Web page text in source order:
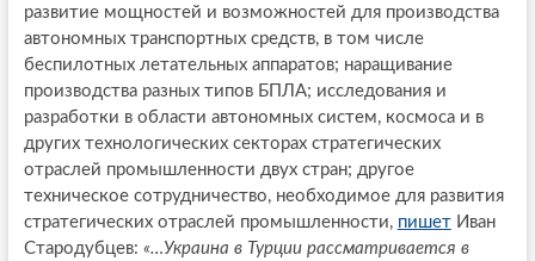
развитие мощностей и возможностей для производства
автономных транспортных средств, в том числе
беспилотных летательных аппаратов; наращивание
производства разных типов БПЛА; исследования и
разработки в области автономных систем, космоса и в
других технологических секторах стратегических
отраслей промышленности двух стран; другое
техническое сотрудничество, необходимое для развития
стратегических отраслей промышленности, пишетИван
Стародубцев: «…Украина в Турции рассматривается в